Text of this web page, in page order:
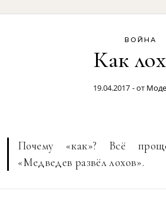
ВОЙНА
Как
19.04.2017 - от
Почему «как»? Всё
«Медведев развёл лохов».